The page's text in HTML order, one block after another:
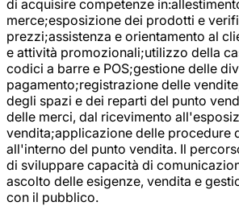
di acquisire competenze
merce;esposizione dei prodotti e
prezzi;assistenza e orientamento al
e attività promozionali;utilizzo della
codici a barre e POS;gestione delle
pagamento;registrazione delle
degli spazi e dei reparti del punto
delle merci, dal ricevimento
vendita;applicazione delle procedure
all'interno del punto vendita. Il
di sviluppare capacità di
ascolto delle esigenze, vendita e
con il pubblico.